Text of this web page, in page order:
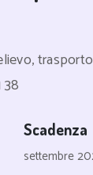
Scadenza
settembre